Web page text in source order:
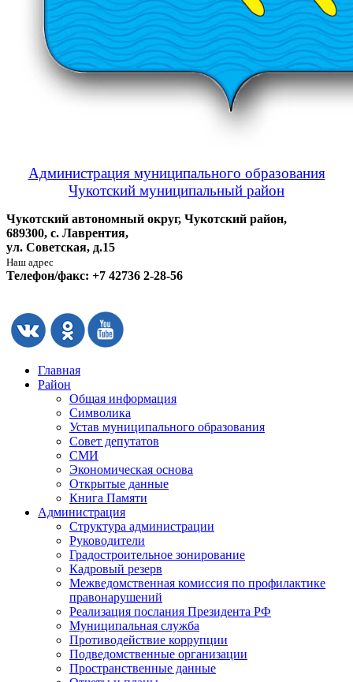
Администрация муниципального образования
Чукотский муниципальный район
Чукотский автономный округ, Чукотский район,
689300, с. Лаврентия,
ул. Советская, д.15
Наш адрес
Телефон/факс: +7 42736 2-28-56
Главная
Район
Общая информация
Символика
Устав муниципального образования
Совет депутатов
СМИ
Экономическая основа
Открытые данные
Книга Памяти
Администрация
Структура администрации
Руководители
Градостроительное зонирование
Кадровый резерв
Межведомственная комиссия по профилактике
правонарушений
Реализация послания Президента РФ
Муниципальная служба
Противодействие коррупции
Подведомственные организации
Пространственные данные